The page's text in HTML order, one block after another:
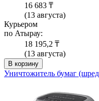
16 683 ₸
(13 августа)
Курьером
по Атырау:
18 195,2 ₸
(13 августа)
В корзину
Уничтожитель бумаг